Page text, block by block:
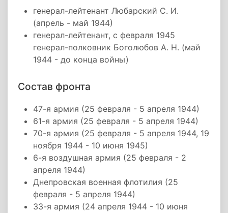
генерал-лейтенант Любарский С. И.
(апрель - май 1944)
генерал-лейтенант, с февраля 1945
генерал-полковник Боголюбов А. Н. (май
1944 - до конца войны)
Состав фронта
47-я армия (25 февраля - 5 апреля 1944)
61-я армия (25 февраля - 5 апреля 1944)
70-я армия (25 февраля - 5 апреля 1944, 19
ноября 1944 - 10 июня 1945)
6-я воздушная армия (25 февраля - 2
апреля 1944)
Днепровская военная флотилия (25
февраля - 5 апреля 1944)
33-я армия (24 апреля 1944 - 10 июня